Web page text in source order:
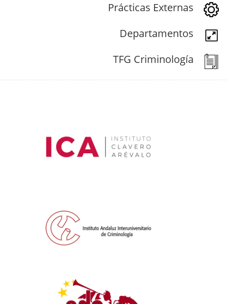
Prácticas Externas
Departamentos
TFG Criminología